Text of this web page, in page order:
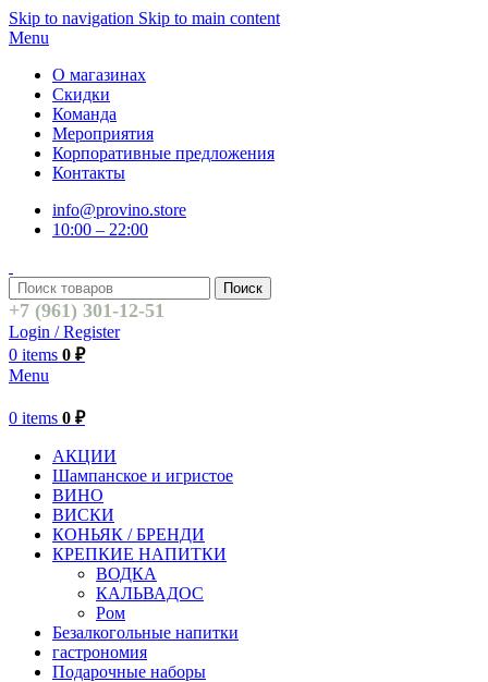
Skip to navigation Skip to main content
Menu
О магазинах
Скидки
Команда
Мероприятия
Корпоративные предложения
Контакты
info@provino.store
10:00 – 22:00
Поиск
+7 (961) 301-12-51
Login / Register
0 items 0 ₽
Menu
0 items 0 ₽
АКЦИИ
Шампанское и игристое
ВИНО
ВИСКИ
КОНЬЯК / БРЕНДИ
КРЕПКИЕ НАПИТКИ
ВОДКА
КАЛЬВАДОС
Ром
Безалкогольные напитки
гастрономия
Подарочные наборы